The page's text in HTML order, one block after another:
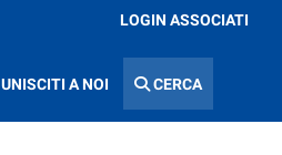
LOGIN ASSOCIATI
UNISCITI A NOI CERCA